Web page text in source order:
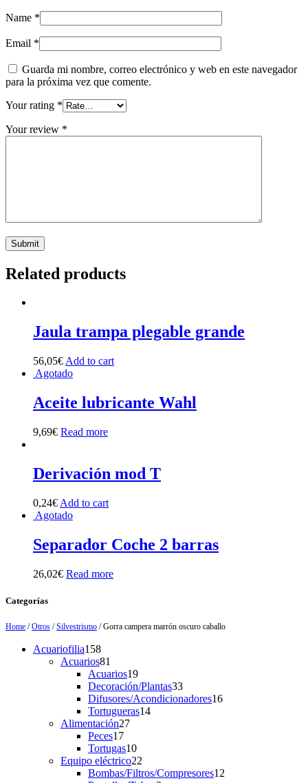
Name *
Email *
Guarda mi nombre, correo electrónico y web en este navegador
para la próxima vez que comente.
Your rating *
Your review *
Related products
Jaula trampa plegable grande
56,05€ Add to cart
Agotado
Aceite lubricante Wahl
9,69€ Read more
Derivación mod T
0,24€ Add to cart
Agotado
Separador Coche 2 barras
26,02€ Read more
Categorías
Home /Otros /Silvestrismo / Gorra campera marrón oscuro caballo
Acuariofilia158158
products
Acuarios81
products
Acuarios1919
products
Decoración/Plantas3333
products
Difusores/Acondicionadores1616
Tortugueras1414
Alimentación2727
Peces1717
products
Tortugas1010
products
Equipo eléctrico22
products
Bombas/Filtros/Compresores12